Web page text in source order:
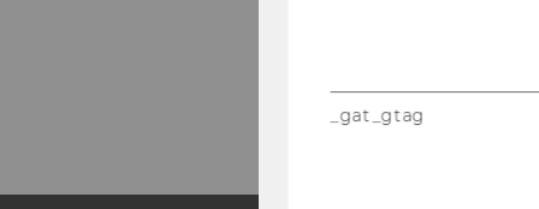
_gat_gtag